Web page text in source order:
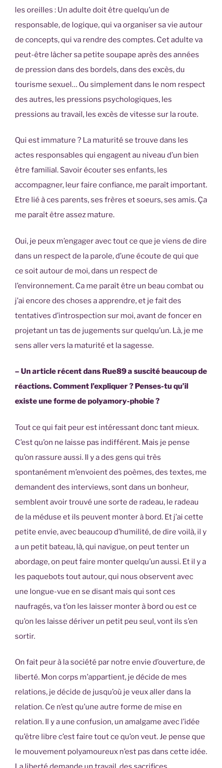
les oreilles : Un adulte doit être quelqu’un de
responsable, de logique, qui va organiser sa vie autour
de concepts, qui va rendre des comptes. Cet adulte va
peut-être lâcher sa petite soupape après des années
de pression dans des bordels, dans des excès, du
tourisme sexuel… Ou simplement dans le nom respect
des autres, les pressions psychologiques, les
pressions au travail, les excès de vitesse sur la route.
Qui est immature ? La maturité se trouve dans les
actes responsables qui engagent au niveau d’un bien
être familial. Savoir écouter ses enfants, les
accompagner, leur faire confiance, me paraît important.
Etre lié à ces parents, ses frères et soeurs, ses amis. Ça
me paraît être assez mature.
Oui, je peux m’engager avec tout ce que je viens de dire
dans un respect de la parole, d’une écoute de qui que
ce soit autour de moi, dans un respect de
l’environnement. Ca me paraît être un beau combat ou
j’ai encore des choses a apprendre, et je fait des
tentatives d’introspection sur moi, avant de foncer en
projetant un tas de jugements sur quelqu’un. Là, je me
sens aller vers la maturité et la sagesse.
– Un article récent dans Rue89 a suscité beaucoup de
réactions. Comment l’expliquer ? Penses-tu qu’il
existe une forme de polyamory-phobie ?
Tout ce qui fait peur est intéressant donc tant mieux.
C’est qu’on ne laisse pas indifférent. Mais je pense
qu’on rassure aussi. Il y a des gens qui très
spontanément m’envoient des poèmes, des textes, me
demandent des interviews, sont dans un bonheur,
semblent avoir trouvé une sorte de radeau, le radeau
de la méduse et ils peuvent monter à bord. Et j’ai cette
petite envie, avec beaucoup d’humilité, de dire voilà, il y
a un petit bateau, là, qui navigue, on peut tenter un
abordage, on peut faire monter quelqu’un aussi. Et il y a
les paquebots tout autour, qui nous observent avec
une longue-vue en se disant mais qui sont ces
naufragés, va t’on les laisser monter à bord ou est ce
qu’on les laisse dériver un petit peu seul, vont ils s’en
sortir.
On fait peur à la société par notre envie d’ouverture, de
liberté. Mon corps m’appartient, je décide de mes
relations, je décide de jusqu’où je veux aller dans la
relation. Ce n’est qu’une autre forme de mise en
relation. Il y a une confusion, un amalgame avec l’idée
qu’être libre c’est faire tout ce qu’on veut. Je pense que
le mouvement polyamoureux n’est pas dans cette idée.